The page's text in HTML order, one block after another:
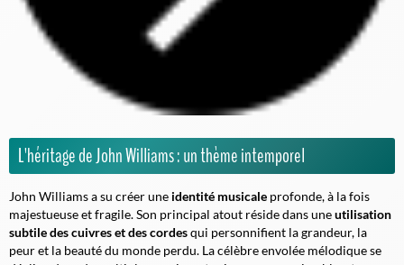
L'héritage de John Williams : un thème intemporel
John Williams a su créer une identité musicale profonde, à la fois
majestueuse et fragile. Son principal atout réside dans uneutilisation
subtile des cuivres et des cordesqui personnifient la grandeur, la
peur et la beauté du monde perdu. La célèbre envolée mélodiquese